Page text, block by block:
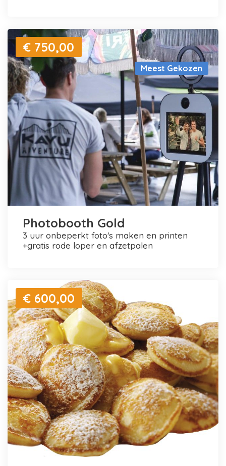
Meest Gekozen
€ 750,00
Photobooth Gold
3 uur onbeperkt foto's maken en printen
+gratis rode loper en afzetpalen
€ 600,00